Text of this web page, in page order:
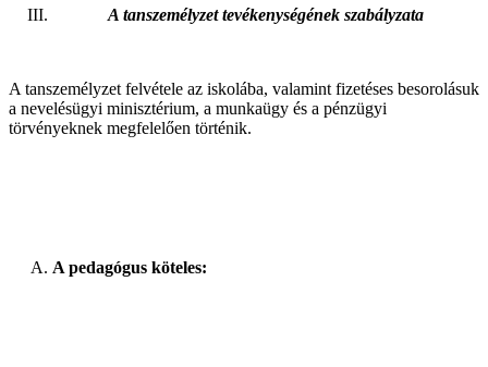
A tanszemélyzet tevékenységének szabályzata
A tanszemélyzet felvétele az iskolába, valamint fizetéses besorolásuk
a nevelésügyi minisztérium, a munkaügy és a pénzügyi
törvényeknek megfelelően történik.
A pedagógus köteles: